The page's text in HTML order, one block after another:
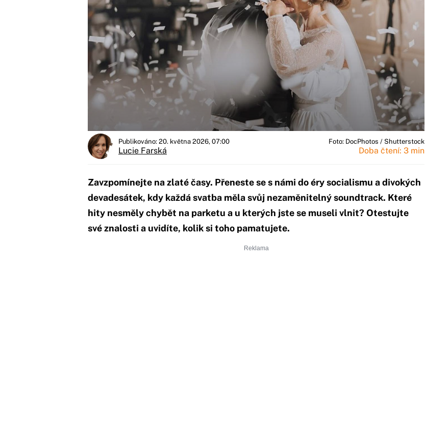
Publikováno: 20. května 2026, 07:00
Lucie Farská
Foto: DocPhotos / Shutterstock
Doba čtení: 3 min
Zavzpomínejte na zlaté časy. Přeneste se s námi do éry socialismu a divokých
devadesátek, kdy každá svatba měla svůj nezaměnitelný soundtrack. Které
hity nesměly chybět na parketu a u kterých jste se museli vlnit? Otestujte
své znalosti a uvidíte, kolik si toho pamatujete.